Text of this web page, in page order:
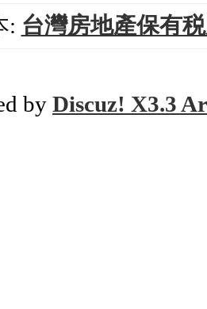
: 台灣房地產保有
by Discuz! X3.3